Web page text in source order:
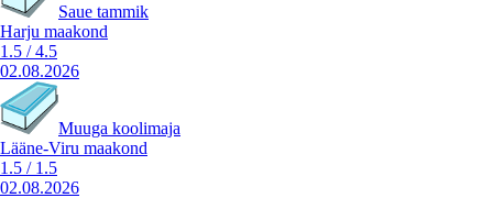
Saue tammik
Harju maakond
1.5 /4.5
02.08.2026
Muuga koolimaja
Lääne-Viru maakond
1.5 / 1.5
02.08.2026